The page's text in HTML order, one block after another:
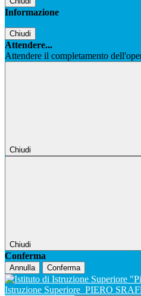
Informazione
Chiudi
Attendere...
Attendere il completamento
Chiudi
Chiudi
Conferma
Annulla Conferma
Istruzione Superiore PIERO